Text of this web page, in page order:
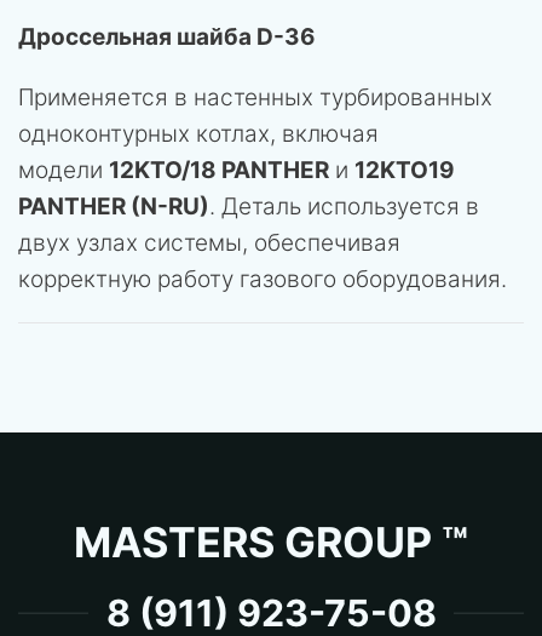
Дроссельная шайба D-36
Применяется в настенных турбированных
одноконтурных котлах, включая
модели 12KTO/18 PANTHER и 12KTO19
PANTHER (N-RU). Деталь используется в
двух узлах системы, обеспечивая
корректную работу газового оборудования.
MASTERS GROUP ™
8 (911) 923-75-08